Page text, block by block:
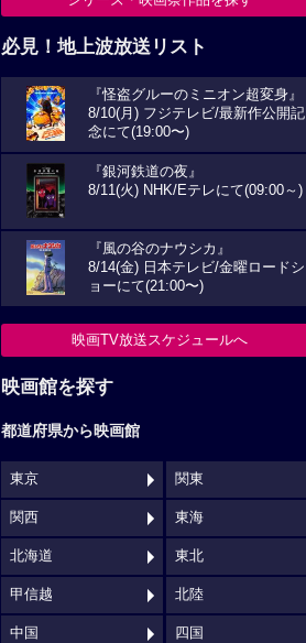
必見！地上波放送リスト
『怪盗グルーのミニオン超変身』
8/10(月) フジテレビ/最新作公開記
念にて(19:00〜)
『銀河鉄道の夜』
8/11(火) NHK/Eテレにて(09:00～)
『風の谷のナウシカ』
8/14(金) 日本テレビ/金曜ロードシ
ョーにて(21:00〜)
映画TV放送スケジュールへ
映画館を探す
都道府県から映画館
東京 関東
関西 東海
北海道 東北
甲信越 北陸
中国 四国